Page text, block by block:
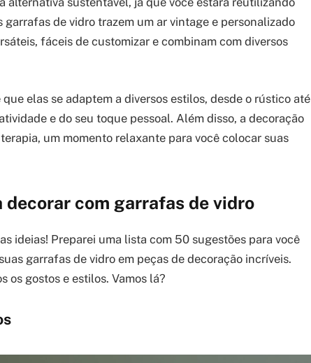
de vidro trazem um ar vintage e personalizado
fáceis de customizar e combinam com diversos
elas se adaptem a diversos estilos, desde o rústico até
e do seu toque pessoal. Além disso, a decoração
um momento relaxante para você colocar suas
com garrafas de vidro
ideias! Preparei uma lista com 50 sugestões para você
garrafas de vidro em peças de decoração incríveis.
os gostos e estilos. Vamos lá?